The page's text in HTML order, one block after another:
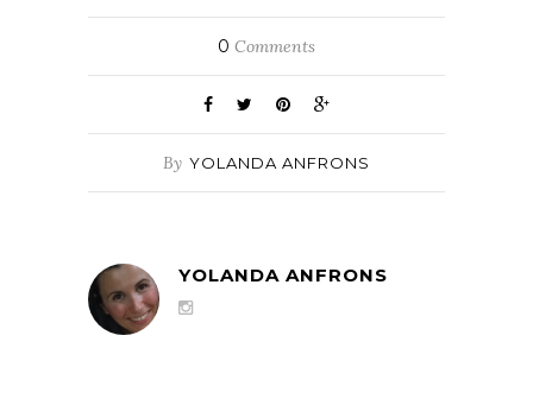
0 Comments
By YOLANDA ANFRONS
YOLANDA ANFRONS